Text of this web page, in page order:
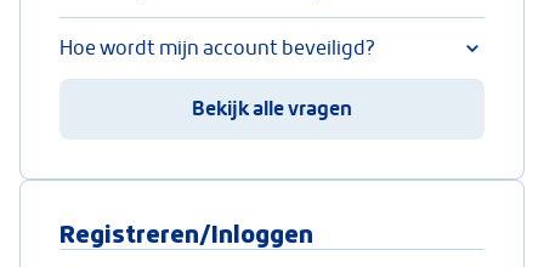
Hoe wordt mijn account beveiligd?
Bekijk alle vragen
Registreren/Inloggen